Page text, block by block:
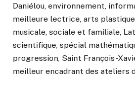
Daniélou, environnement,
meilleure lectrice, arts
musicale, sociale et familiale,
scientifique, spécial
progression, Saint François-
meilleur encadrant des ateliers